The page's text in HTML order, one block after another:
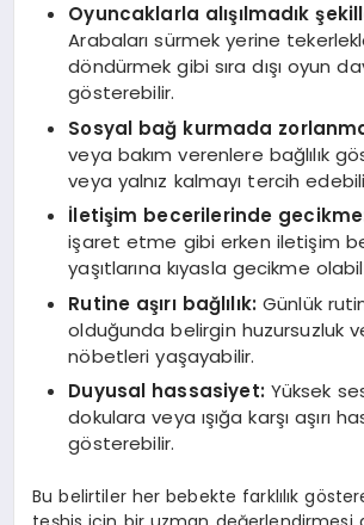
Oyuncaklarla alışılmadık
Arabaları sürmek yerine
döndürmek gibi sıra dışı oyun
gösterebilir.
Sosyal bağ kurmada
veya bakım verenlere bağlılık
veya yalnız kalmayı tercih
İletişim becerilerinde
işaret etme gibi erken iletişim
yaşıtlarına kıyasla gecikme
Rutine aşırı bağlılık: Günlük
olduğunda belirgin huzursuzluk
nöbetleri yaşayabilir.
Duyusal hassasiyet: Yüksek
dokulara veya ışığa karşı aşırı
gösterebilir.
Bu belirtiler her bebekte farklılık